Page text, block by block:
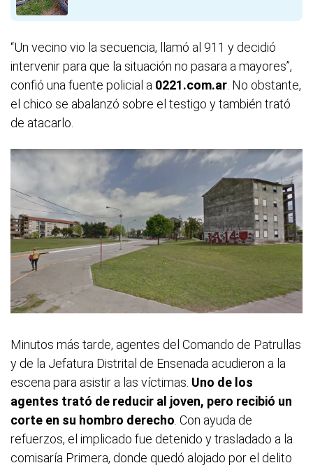
“Un vecino vio la secuencia, llamó al 911 y decidió
intervenir para que la situación no pasara a mayores”,
confió una fuente policial a 0221.com.ar . No obstante,
el chico se abalanzó sobre el testigo y también trató
de atacarlo.
Minutos más tarde, agentes del Comando de Patrullas
y de la Jefatura Distrital de Ensenada acudieron a la
escena para asistir a las víctimas. Uno de los
agentes trató de reducir al joven, pero recibió un
corte en su hombro derecho . Con ayuda de
refuerzos, el implicado fue detenido y trasladado a la
comisaría Primera, donde quedó alojado por el delito